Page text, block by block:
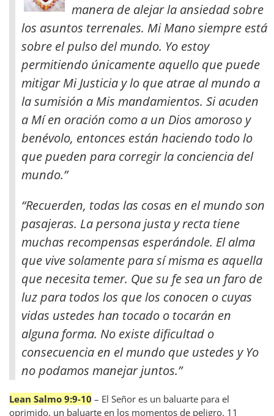
manera de alejar la ansiedad sobre
los asuntos terrenales. Mi Mano siempre está
sobre el pulso del mundo. Yo estoy
permitiendo únicamente aquello que puede
mitigar Mi Justicia y lo que atrae al mundo a
la sumisión a Mis mandamientos. Si acuden
a Mí en oración como a un Dios amoroso y
benévolo, entonces están haciendo todo lo
que pueden para corregir la conciencia del
mundo.”
“Recuerden, todas las cosas en el mundo son
pasajeras. La persona justa y recta tiene
muchas recompensas esperándole. El alma
que vive solamente para sí misma es aquella
que necesita temer. Que su fe sea un faro de
luz para todos los que los conocen o cuyas
vidas ustedes han tocado o tocarán en
alguna forma. No existe dificultad o
consecuencia en el mundo que ustedes y Yo
no podamos manejar juntos.”
Lean Salmo 9:9-10 – El Señor es un baluarte para el
oprimido, un baluarte en los momentos de peligro. 11